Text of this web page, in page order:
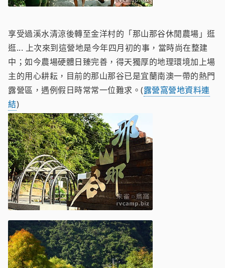
享受過溪水清涼後轉至金洋村的「那山那谷休閒農場」逛
逛... 上次來到這營地是今年四月初的事，當時尚在整建
中；如今農場硬體日臻完善，得天獨厚的地理環境加上場
主的用心耕耘，目前的那山那谷已是宜蘭南澳一帶的熱門
露營區，遇例假日時常常一位難求。(露營窩營地資料連
結)